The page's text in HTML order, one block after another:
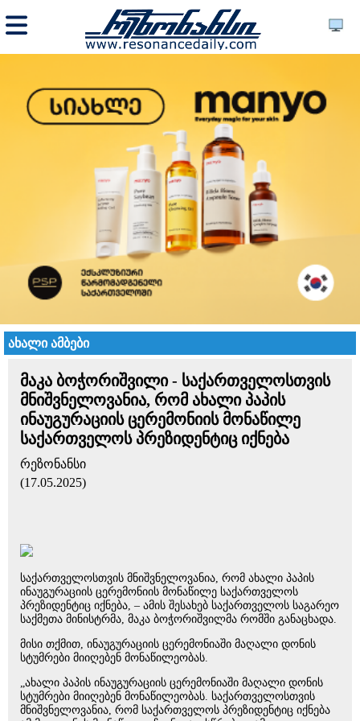
ახალი ამბები
მაკა ბოჭორიშვილი - საქართველოსთვის
მნიშვნელოვანია, რომ ახალი პაპის
ინაუგურაციის ცერემონიის მონაწილე
საქართველოს პრეზიდენტიც იქნება
რეზონანსი
(17.05.2025)
საქართველოსთვის მნიშვნელოვანია, რომ ახალი პაპის
ინაუგურაციის ცერემონიის მონაწილე საქართველოს
პრეზიდენტიც იქნება, – ამის შესახებ საქართველოს საგარეო
საქმეთა მინისტრმა, მაკა ბოჭორიშვილმა რომში განაცხადა.
მისი თქმით, ინაუგურაციის ცერემონიაში მაღალი დონის
სტუმრები მიიღებენ მონაწილეობას.
„ახალი პაპის ინაუგურაციის ცერემონიაში მაღალი დონის
სტუმრები მიიღებენ მონაწილეობას. საქართველოსთვის
მნიშვნელოვანია, რომ საქართველოს პრეზიდენტიც იქნება